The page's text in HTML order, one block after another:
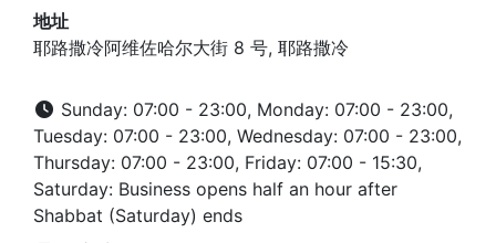
地址
耶路撒冷阿维佐哈尔大街 8 号, 耶路撒冷
Sunday: 07:00 - 23:00, Monday: 07:00 - 23:00,
Tuesday: 07:00 - 23:00, Wednesday: 07:00 - 23:00,
Thursday: 07:00 - 23:00, Friday: 07:00 - 15:30,
Saturday: Business opens half an hour after
Shabbat (Saturday) ends